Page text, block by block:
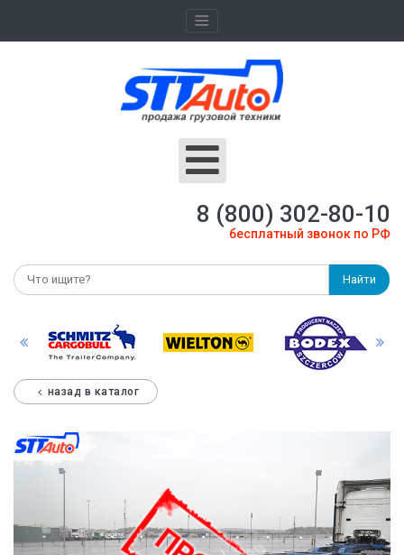
8 (800) 302-80-10
бесплатный звонок по РФ
Найти
назад в каталог